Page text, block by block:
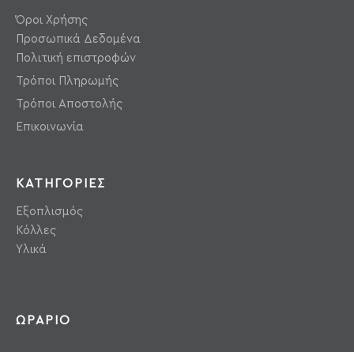
Όροι Χρήσης
Προσωπικά Δεδομένα
Πολιτική επιστροφών
Τρόποι Πληρωμής
Τρόποι Αποστολής
Επικοινωνία
ΚΑΤΗΓΟΡΙΕΣ
Εξοπλισμός
Κόλλες
Υλικά
ΩΡΑΡΙΟ